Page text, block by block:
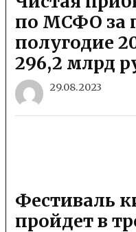
по МСФО за
полугодие
296,2 млрд
29.08.2023
Фестиваль
пройдет в